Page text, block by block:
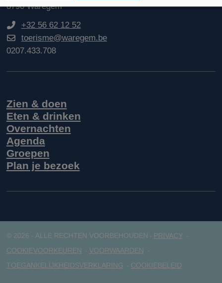
8790 Waregem
+32 56 62 12 52
toerisme@waregem.be
0207.433.708
Zien & doen
Eten & drinken
Overnachten
Agenda
Groepen
Plan je bezoek
© 2026 - ALLE RECHTEN VOORBEHOUDEN
PRIVACY
COOKIEVOORKEUREN
VOORWAARDEN
TOEGANKELIJKHEIDSVERKLARING
COOKIEBELEID